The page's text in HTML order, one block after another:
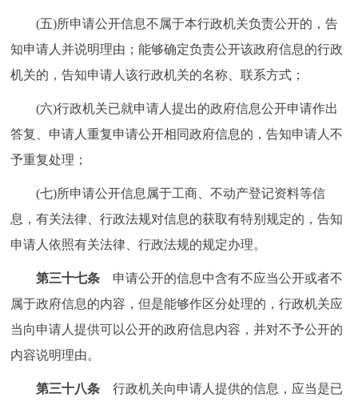
(五)所申请公开信息不属于本行政机关负责公开的，告
知申请人并说明理由；能够确定负责公开该政府信息的行政
机关的，告知申请人该行政机关的名称、联系方式；
(六)行政机关已就申请人提出的政府信息公开申请作出
答复、申请人重复申请公开相同政府信息的，告知申请人不
予重复处理；
(七)所申请公开信息属于工商、不动产登记资料等信
息，有关法律、行政法规对信息的获取有特别规定的，告知
申请人依照有关法律、行政法规的规定办理。
第三十七条 申请公开的信息中含有不应当公开或者不
属于政府信息的内容，但是能够作区分处理的，行政机关应
当向申请人提供可以公开的政府信息内容，并对不予公开的
内容说明理由。
第三十八条 行政机关向申请人提供的信息，应当是已